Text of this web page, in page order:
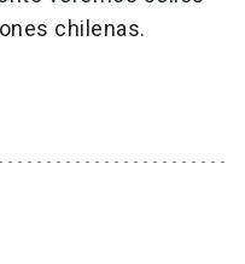
chilenas.